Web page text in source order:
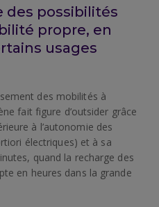
des possibilités
propre, en
usages
des mobilités à
fait figure d’outsider grâce
à l’autonomie des
électriques) et à sa
quand la recharge des
en heures dans la grande